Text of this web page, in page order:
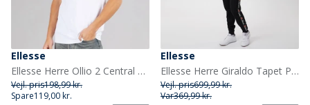
Ellesse
Ellesse Herre Ollio 2 Central Logo T Shirt Hvid
Vejl. pris198,99 kr.
Spare119,00 kr.
Ellesse
Ellesse Herre Giraldo Tapet Poly Tracksuit Sort
Vejl. pris699,99 kr.
Var369,99 kr.